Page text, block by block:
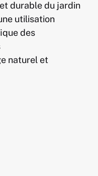
durable du jardin
utilisation
des
naturel et